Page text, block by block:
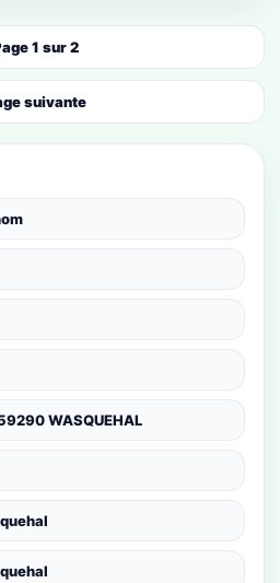
1 sur 2
suivante
WASQUEHAL